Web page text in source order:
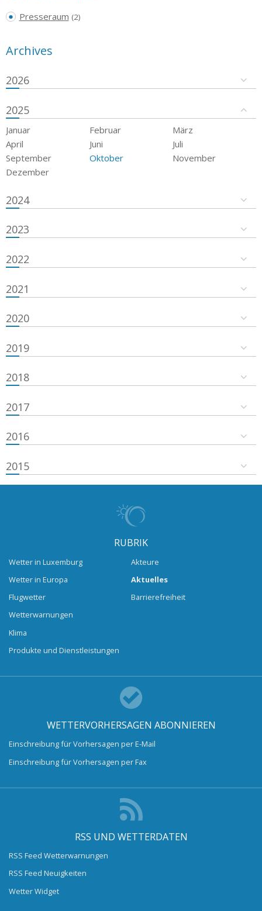
Presseraum (2)
Archives
2026
2025
Januar Februar
März
April
Juni
Juli
September
Oktober
November
Dezember
2024
2023
2022
2021
2020
2019
2018
2017
2016
2015
RUBRIK
Wetter in Luxemburg
Wetter in Europa
Flugwetter
Wetterwarnungen
Klima
Produkte und Dienstleistungen
Akteure
Aktuelles
Barrierefreiheit
WETTERVORHERSAGEN ABONNIEREN
Einschreibung für Vorhersagen per E-Mail
Einschreibung für Vorhersagen per Fax
RSS UND WETTERDATEN
RSS Feed Wetterwarnungen
RSS Feed Neuigkeiten
Wetter Widget